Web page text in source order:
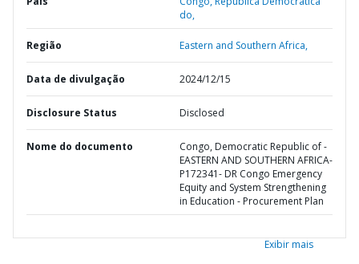
do,
Região Eastern and Southern Africa,
Data de divulgação 2024/12/15
Disclosure Status Disclosed
Nome do documento
Congo, Democratic Republic of -
EASTERN AND SOUTHERN AFRICA-
P172341- DR Congo Emergency
Equity and System Strengthening
in Education - Procurement Plan
Exibir mais